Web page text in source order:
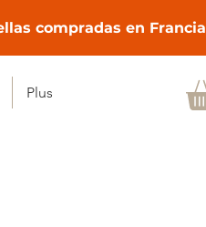
compradas en Francia
Plus